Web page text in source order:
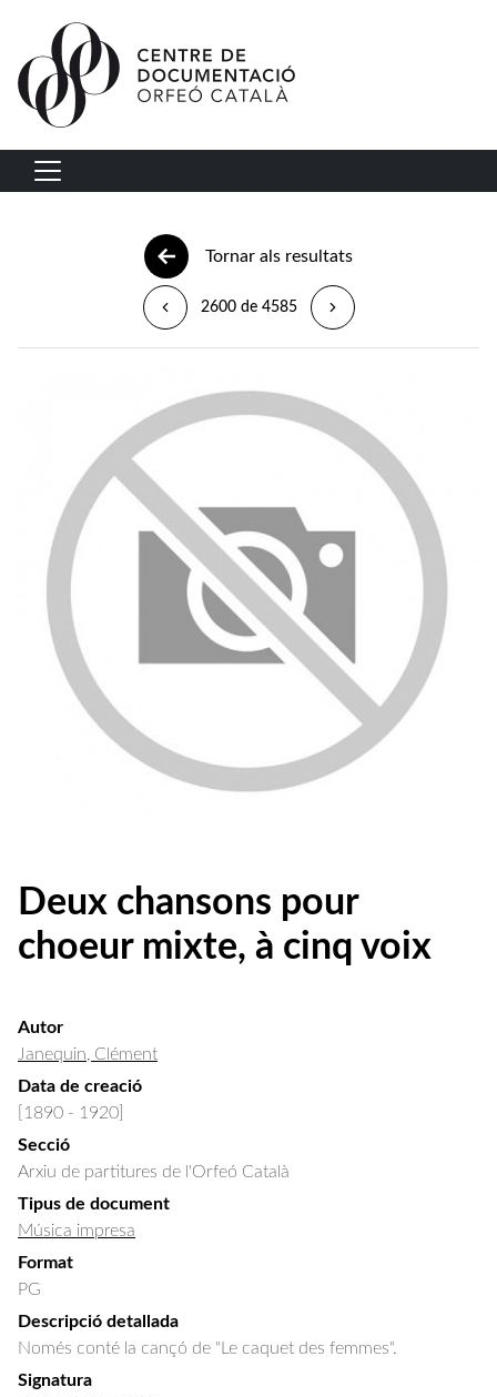
Vés al contingut
Navegació principal
Tornar als resultats
2600 de 4585
Deux chansons pour
choeur mixte, à cinq voix
Autor
Janequin, Clément
Data de creació
[1890 - 1920]
Secció
Arxiu de partitures de l'Orfeó Català
Tipus de document
Música impresa
Format
PG
Descripció detallada
Només conté la cançó de "Le caquet des femmes".
Signatura